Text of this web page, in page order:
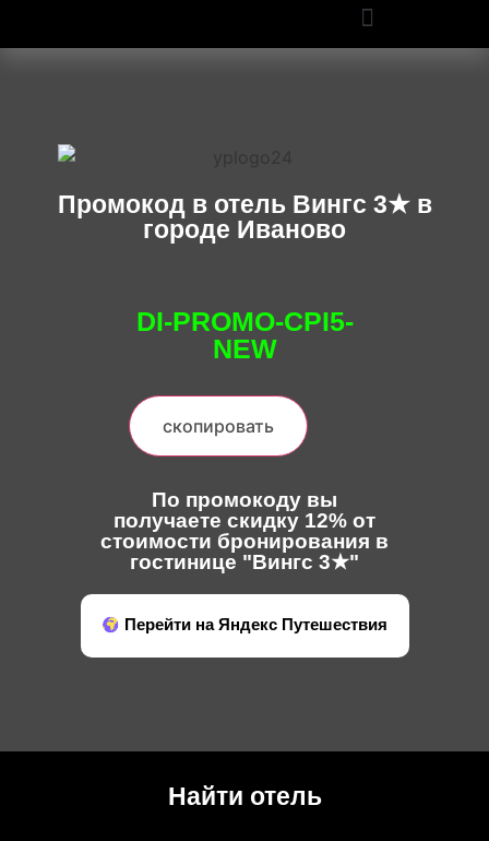
Промокод в отель Вингс 3★ в
городе Иваново
DI-PROMO-CPI5-
NEW
скопировать
По промокоду вы
получаете скидку 12% от
стоимости бронирования в
гостинице "Вингс 3★"
Перейти на Яндекс Путешествия
Найти отель